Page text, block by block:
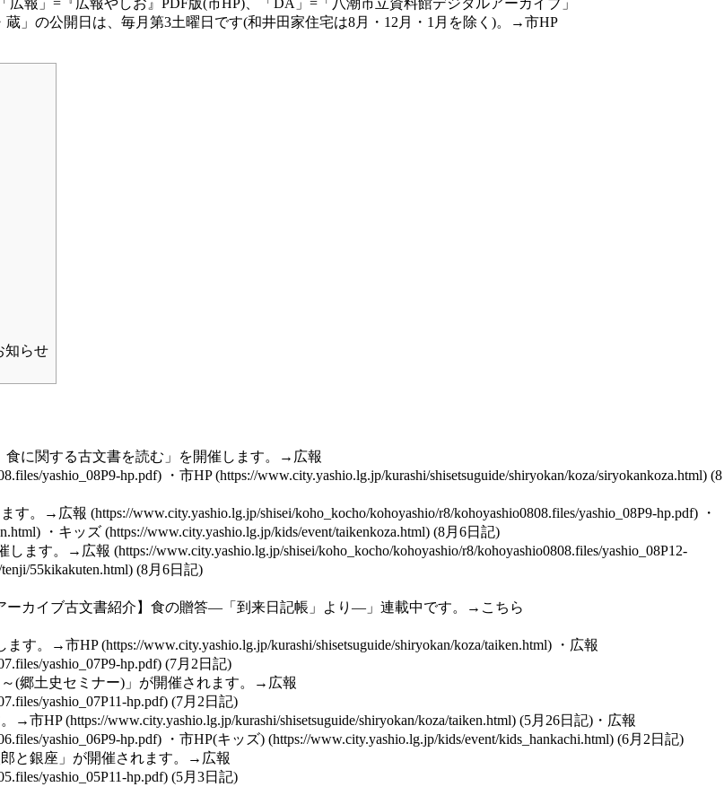
蔵 」の公開日は、毎月第3土曜日です(和井田家住宅は8月・12月・1月を除く)。→市HP
知らせ
食に関する古文書を読む」を開催します。→ 広報
・ 市HP
(8
ます。→ 広報
・
・ キッズ
(8月6日記)
します。→ 広報
(8月6日記)
ーカイブ古文書紹介】食の贈答―「到来日記帳」より―」連載中です。→ こちら
ます。→市HP ・ 広報
(7月2日記)
～(郷土史セミナー)」が開催されます。→ 広報
(7月2日記)
。→市HP (5月26日記)・ 広報
・ 市HP(キッズ)
(6月2日記)
と銀座」が開催されます。→ 広報
(5月3日記)